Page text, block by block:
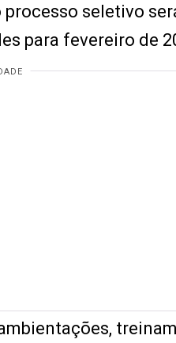
seletivo
para fevereiro de